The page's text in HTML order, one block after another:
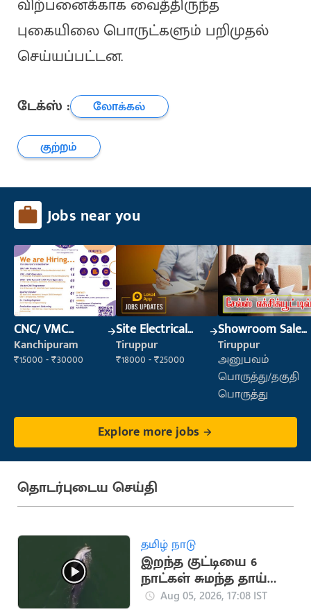
விற்பனைக்காக வைத்திருந்த
புகையிலை பொருட்களும் பறிமுதல்
செய்யப்பட்டன.
டேக்ஸ் :
லோக்கல்
குற்றம்
Jobs near you
CNC/ VMC
Operator
Kanchipuram
₹15000 - ₹30000
Site Electrical
Engineer
Tiruppur
₹18000 - ₹25000
Showroom Sales
Executive (Retail
Sales)
Tiruppur
அனுபவம்
பொருத்து/தகுதி
பொருத்து
Explore more jobs
தொடர்புடைய செய்தி
தமிழ் நாடு
இறந்த குட்டியை 6
நாட்கள் சுமந்த தாய்
டால்பின் (வைரல்
Aug 05, 2026, 17:08 IST